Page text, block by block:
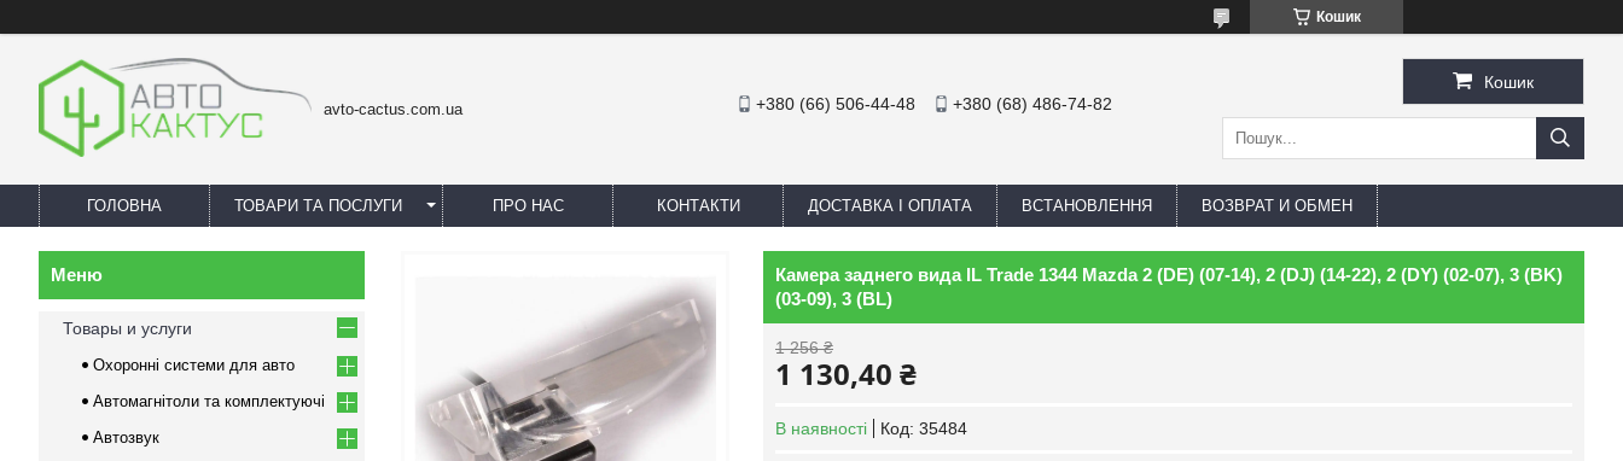
Кошик
avto-cactus.com.ua +380 (66) 506-44-48 +380 (68) 486-74-82
Кошик
ГОЛОВНА ТОВАРИ ТА ПОСЛУГИ ПРО НАС КОНТАКТИ ДОСТАВКА І ОПЛАТА ВСТАНОВЛЕННЯ ВОЗВРАТ И ОБМЕН
Камера заднего вида IL Trade 1344 Mazda 2 (DE) (07-14), 2 (DJ) (14-22), 2 (DY) (02-07), 3 (BK)
(03-09), 3 (BL)
1 256 ₴
1 130,40 ₴
В наявності Код: 35484
Товары и услуги
Охоронні системи для авто
Автомагнітоли та комплектуючі
Автозвук